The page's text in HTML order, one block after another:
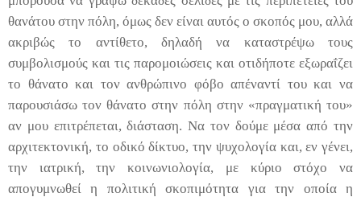
θανάτου στην πόλη, όμως δεν είναι αυτός ο σκοπός μου, αλλά
ακριβώς το αντίθετο, δηλαδή να καταστρέψω τους
συμβολισμούς και τις παρομοιώσεις και οτιδήποτε εξωραΐζει
το θάνατο και τον ανθρώπινο φόβο απέναντί του και να
παρουσιάσω τον θάνατο στην πόλη στην «πραγματική του»
αν μου επιτρέπεται, διάσταση. Να τον δούμε μέσα από την
αρχιτεκτονική, το οδικό δίκτυο, την ψυχολογία και, εν γένει,
την ιατρική, την κοινωνιολογία, με κύριο στόχο να
απογυμνωθεί η πολιτική σκοπιμότητα για την οποία η